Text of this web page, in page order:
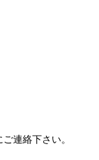
連絡下さい。